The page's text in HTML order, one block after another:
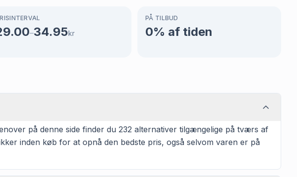
–34.95kr
PÅ TILBUD
0% af tiden
på denne side finder du 232 alternativer tilgængelige på tværs af
inden køb for at opnå den bedste pris, også selvom varen er på